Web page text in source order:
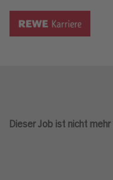
Dieser Job ist nicht